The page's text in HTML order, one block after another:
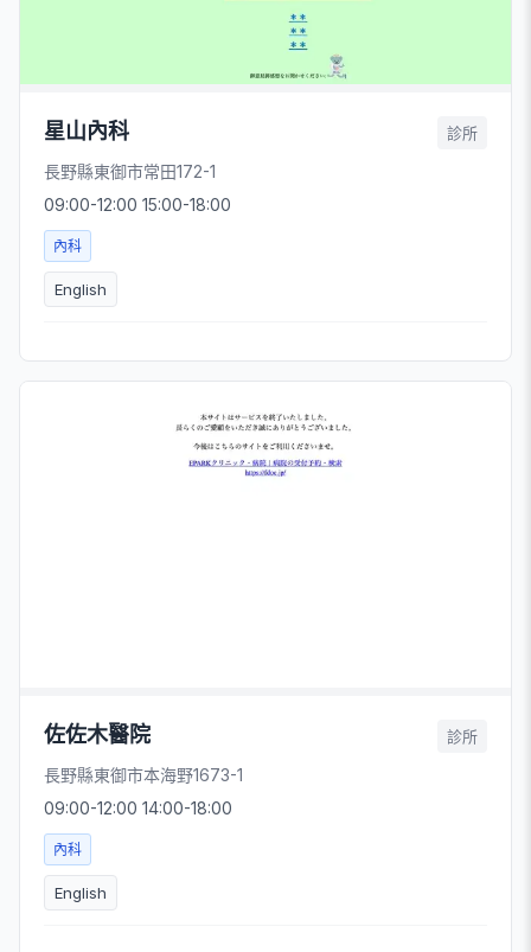
星山內科 診所
長野縣東御市常田172-1
09:00-12:00 15:00-18:00
內科
English
佐佐木醫院 診所
長野縣東御市本海野1673-1
09:00-12:00 14:00-18:00
內科
English